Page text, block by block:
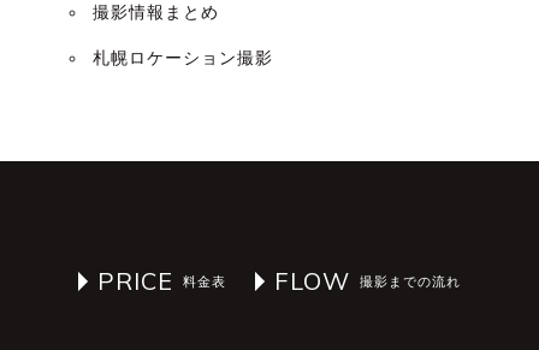
撮影情報まとめ
札幌ロケーション撮影
PRICE FLOW